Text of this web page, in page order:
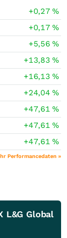
+0,27%
+0,17%
+5,56%
+13,83%
+16,13%
+24,04%
+47,61%
+47,61%
+47,61%
Performancedaten »
L&G Global